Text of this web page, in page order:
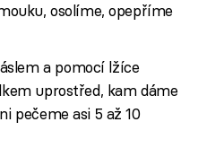
osolíme, opepříme
a pomocí lžíce
uprostřed, kam dáme
pečeme asi 5 až 10